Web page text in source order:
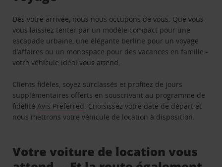
Dès votre arrivée, nous nous occupons de vous. Que vous
vous laissiez tenter par un modèle compact pour une
escapade urbaine, une élégante berline pour un voyage
d’affaires ou un monospace pour des vacances en famille -
votre véhicule idéal vous attend.
Clients fidèles, soyez surclassés et profitez de jours
supplémentaires offerts en souscrivant au programme de
fidélitéAvis Preferred. Choisissez votre date de départ et
nous mettrons votre véhicule de location à disposition.
Votre voiture de location vous